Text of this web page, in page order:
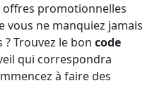
promotionnelles
ne manquiez jamais
Trouvez le bon code
qui correspondra
à faire des